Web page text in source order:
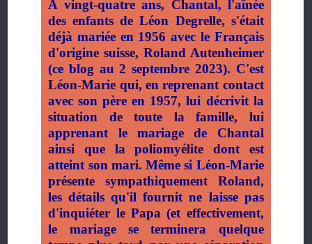
À vingt-quatre ans, Chantal, l'aînée
des enfants de Léon Degrelle, s'était
déjà mariée en 1956 avec le Français
d'origine suisse, Roland Autenheimer
(ce blog au 2 septembre 2023). C'est
Léon-Marie qui, en reprenant contact
avec son père en 1957, lui décrivit la
situation de toute la famille, lui
apprenant le mariage de Chantal
ainsi que la poliomyélite dont est
atteint son mari. Même si Léon-Marie
présente sympathiquement Roland,
les détails qu'il fournit ne laisse pas
d'inquiéter le Papa (et effectivement,
le mariage se terminera quelque